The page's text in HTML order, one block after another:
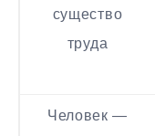
существо
труда
Человек —